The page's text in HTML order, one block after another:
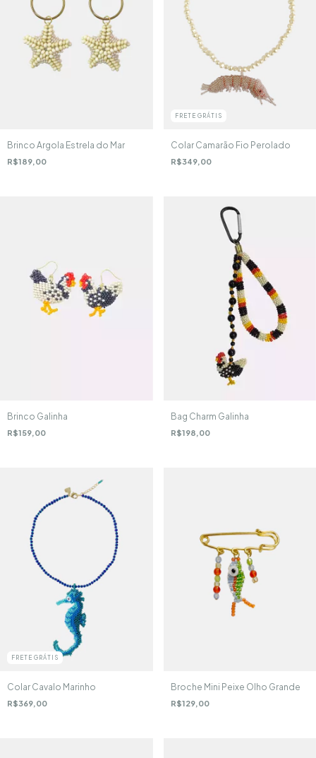
Brinco Argola Estrela do Mar
R$189,00
FRETE GRÁTIS
Colar Camarão Fio Perolado
R$349,00
Brinco Galinha
R$159,00
Bag Charm Galinha
R$198,00
FRETE GRÁTIS
Colar Cavalo Marinho
R$369,00
Broche Mini Peixe Olho Grande
R$129,00